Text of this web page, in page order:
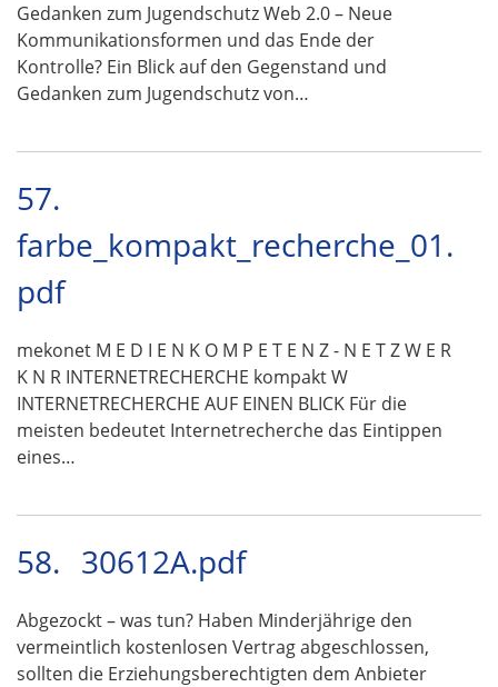
Gedanken zum Jugendschutz Web 2.0 – Neue
Kommunikationsformen und das Ende der
Kontrolle? Ein Blick auf den Gegenstand und
Gedanken zum Jugendschutz von…
57.
farbe_kompakt_recherche_01.
pdf
mekonet M E D I E N K O M P E T E N Z - N E T Z W E R
K N R INTERNETRECHERCHE kompakt W
INTERNETRECHERCHE AUF EINEN BLICK Für die
meisten bedeutet Internetrecherche das Eintippen
eines…
58. 30612A.pdf
Abgezockt – was tun? Haben Minderjährige den
vermeintlich kostenlosen Vertrag abgeschlossen,
sollten die Erziehungsberechtigten dem Anbieter